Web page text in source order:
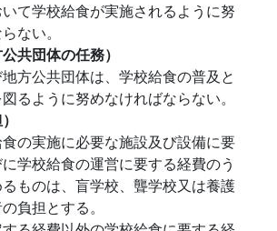
て学校給食が実施されるように努
ない。
共団体の任務）
方公共団体は、学校給食の普及と
るように努めなければならない。
の実施に必要な施設及び設備に要
学校給食の運営に要する経費のう
ものは、盲学校、聾学校又は養護
負担とする。